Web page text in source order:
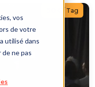
vos
de votre
utilisé dans
ne pas
/ Tag